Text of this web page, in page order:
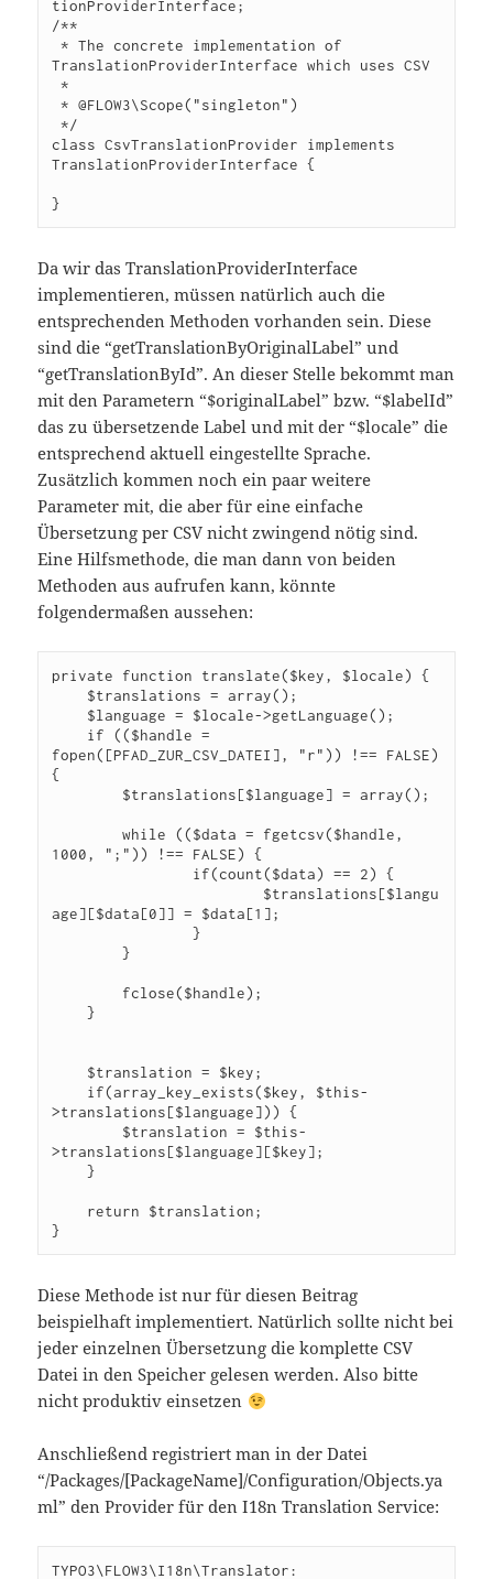
tionProviderInterface;
/**
* The concrete implementation of
TranslationProviderInterface which uses CSV
*
* @FLOW3\Scope("singleton")
*/
class CsvTranslationProvider implements
TranslationProviderInterface {
}
Da wir das TranslationProviderInterface
implementieren, müssen natürlich auch die
entsprechenden Methoden vorhanden sein. Diese
sind die “getTranslationByOriginalLabel” und
“getTranslationById”. An dieser Stelle bekommt man
mit den Parametern “$originalLabel” bzw. “$labelId”
das zu übersetzende Label und mit der “$locale” die
entsprechend aktuell eingestellte Sprache.
Zusätzlich kommen noch ein paar weitere
Parameter mit, die aber für eine einfache
Übersetzung per CSV nicht zwingend nötig sind.
Eine Hilfsmethode, die man dann von beiden
Methoden aus aufrufen kann, könnte
folgendermaßen aussehen:
private function translate($key, $locale) {
fopen([PFAD_ZUR_CSV_DATEI], "r")) !== FALSE)
{
	while (($data = fgetcsv($handle,
1000, ";")) !== FALSE) {
age][$data[0]] = $data[1];
		}
	}
    }
>translations[$language])) {
>translations[$language][$key];
    }
}
Diese Methode ist nur für diesen Beitrag
beispielhaft implementiert. Natürlich sollte nicht bei
jeder einzelnen Übersetzung die komplette CSV
Datei in den Speicher gelesen werden. Also bitte
nicht produktiv einsetzen
Anschließend registriert man in der Datei
“/Packages/[PackageName]/Configuration/Objects.ya
ml” den Provider für den I18n Translation Service:
TYPO3\FLOW3\I18n\Translator: